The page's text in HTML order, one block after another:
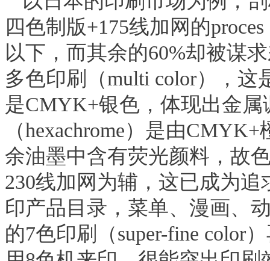
四色制版+175线加网的
以下，而其余的60%却被谋
多色印刷（multi color），这
是CMYK+银色，体现出金
（hexachrome）是由CMYK+
余油墨中含有荧光颜料，故
230线加网为辅，这已成为
印产品目录，菜单、漫画、
的7色印刷（super-fine color